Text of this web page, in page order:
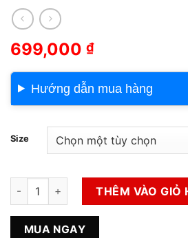
699,000 ₫
Hướng dẫn mua hàng
Size
Giày Đá Bóng 2hand Hiệu Adidas số
THÊM VÀO GIỎ
MUA NGAY